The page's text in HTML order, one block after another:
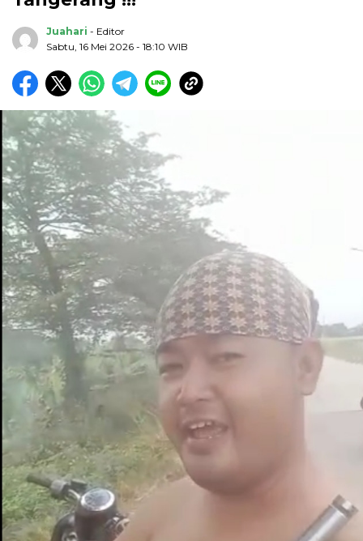
Juahari - Editor
Sabtu, 16 Mei 2026 - 18:10 WIB